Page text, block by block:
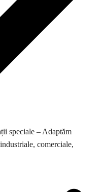
speciale – Adaptăm
comerciale,